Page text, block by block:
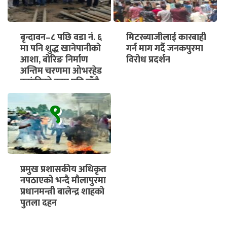
बृन्दावन–८ पछि वडा नं. ६
मा पनि शुद्ध खानेपानीको
आशा, बोरिङ निर्माण
अन्तिम चरणमा ओभरहेड
ट्यांकीको काम पनि चाँडै
सुरु हुने
मिटरब्याजीलाई कारबाही
गर्न माग गर्दै जनकपुरमा
विरोध प्रदर्शन
९
प्रमुख प्रशासकीय अधिकृत
नपठाएको भन्दै मौलापुरमा
प्रधानमन्त्री बालेन्द्र शाहको
पुतला दहन